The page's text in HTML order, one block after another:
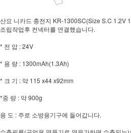
산요 니카드 충전지 KR-1300SC(Size S.C 1.2V
조립작업후 컨넥터를 연결했습니다.
* 전 압 : 24V
* 용 량 : 1300mAh(1.3Ah)
* 크 기 : 약 115 x44 x92mm
*중 량 : 약 900g
용 도 : 주로 소방용기구에 들어갑니다.